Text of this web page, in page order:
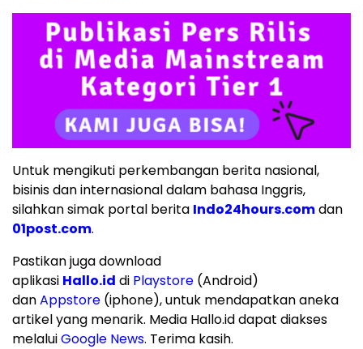
Untuk mengikuti perkembangan berita nasional,
bisinis dan internasional dalam bahasa Inggris,
silahkan simak portal berita Indo24hours.comdan
01post.com.
Pastikan juga download
aplikasi Hallo.id di Playstore (Android)
danAppstore (iphone), untuk mendapatkan aneka
artikel yang menarik. Media Hallo.id dapat diakses
melaluiGoogle News. Terima kasih.